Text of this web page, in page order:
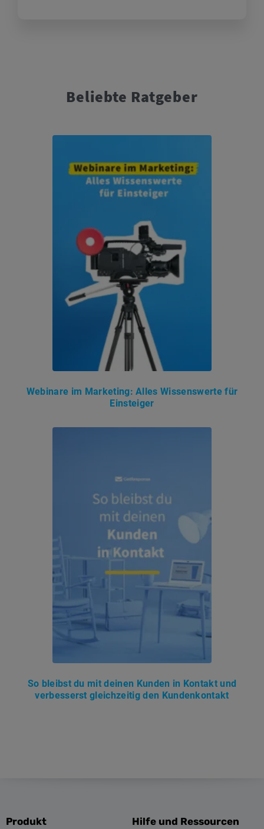
Beliebte Ratgeber
Webinare im Marketing: Alles Wissenswerte für
Einsteiger
So bleibst du mit deinen Kunden in Kontakt und
verbesserst gleichzeitig den Kundenkontakt
Produkt Hilfe und Ressourcen